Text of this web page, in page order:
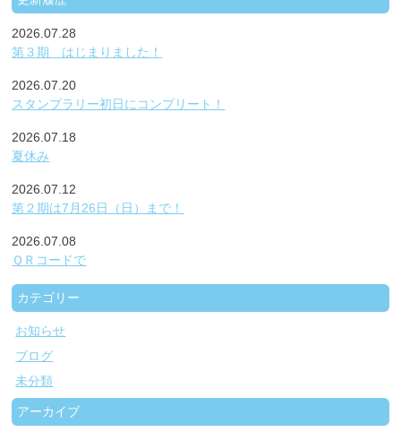
2026.07.28
第３期 はじまりました！
2026.07.20
スタンプラリー初日にコンプリート！
2026.07.18
夏休み
2026.07.12
第２期は7月26日（日）まで！
2026.07.08
ＱＲコードで
カテゴリー
お知らせ
ブログ
未分類
アーカイブ